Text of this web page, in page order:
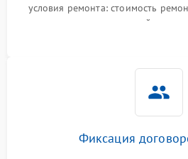
условия ремонта: стоимость
гарантийные
Фиксация